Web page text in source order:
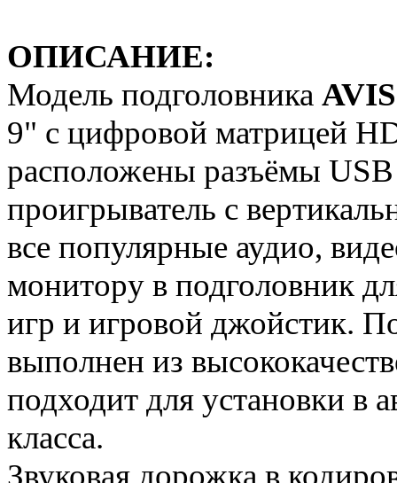
ОПИСАНИЕ:
Модель подголовника
9" с цифровой матрицей
расположены разъёмы
проигрыватель с
все популярные аудио,
монитору в подголовник
игр и игровой джойстик.
выполнен из
подходит для установки в
класса.